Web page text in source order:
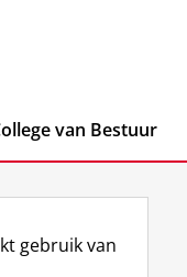
van Bestuur
gebruik van